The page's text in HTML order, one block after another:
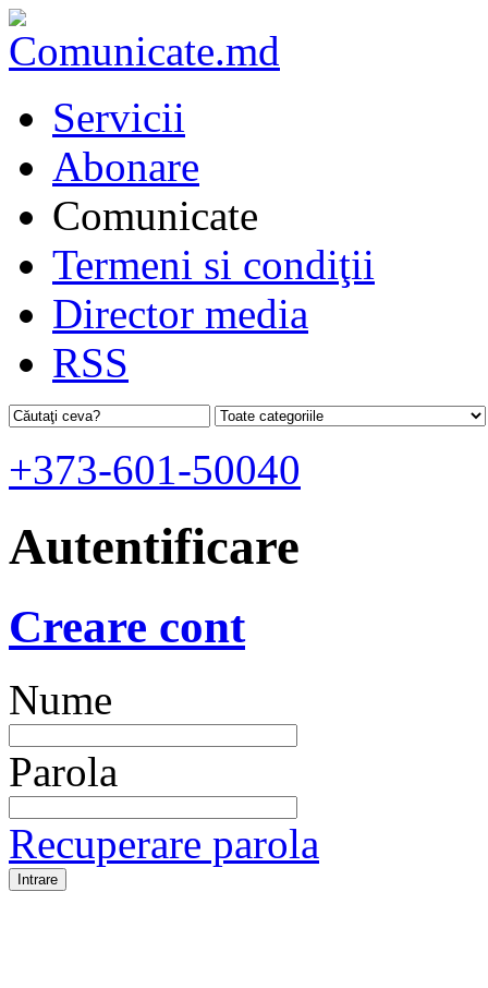
Servicii
Abonare
Comunicate
Termeni si condiţii
Director media
RSS
+373-601-50040
Autentificare
Creare cont
Nume
Parola
Recuperare parola